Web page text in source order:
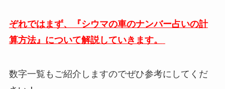
ぞれではまず、『シウマの車のナンバー占いの計
算方法』について解説していきます。
数字一覧もご紹介しますのでぜひ参考にしてくだ